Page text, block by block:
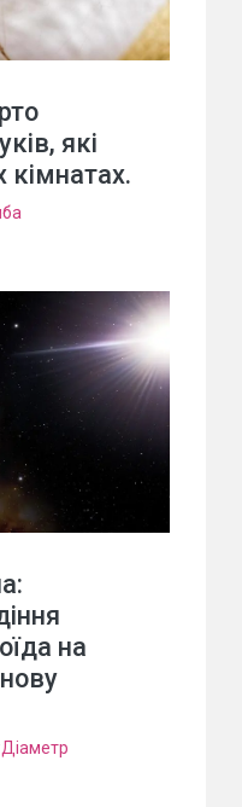
які
на
Діаметр